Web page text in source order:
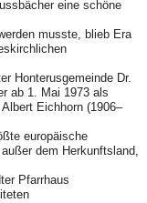
eine schöne
musste, blieb Era
Honterusgemeinde Dr.
ab 1. Mai 1973 als
Eichhorn (1906–
europäische
dem Herkunftsland,
Pfarrhaus